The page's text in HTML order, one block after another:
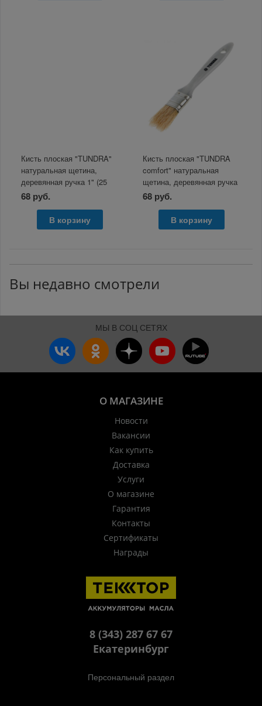
Кисть плоская "TUNDRA"
натуральная щетина,
деревянная ручка 1" (25
мм) 881502
68 руб.
В корзину
Кисть плоская "TUNDRA
comfort" натуральная
щетина, деревянная ручка
1" (25 мм) 881527
68 руб.
В корзину
Вы недавно смотрели
МЫ В СОЦ СЕТЯХ
О МАГАЗИНЕ
Новости
Вакансии
Как купить
Доставка
Услуги
О магазине
Гарантия
Контакты
Сертификаты
Награды
8 (343) 287 67 67
Екатеринбург
Персональный раздел